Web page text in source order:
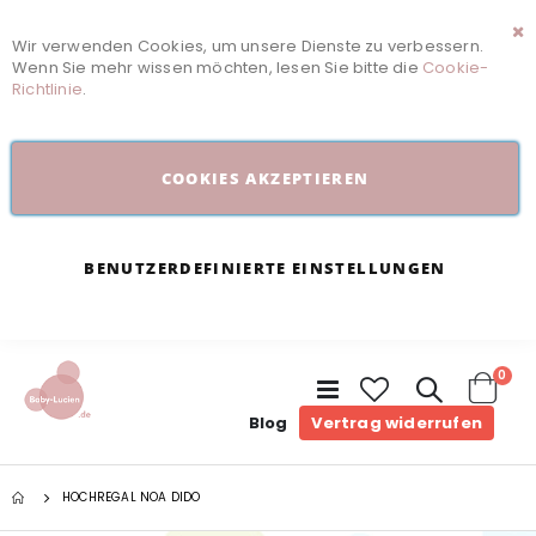
Wir verwenden Cookies, um unsere Dienste zu verbessern.
Wenn Sie mehr wissen möchten, lesen Sie bitte die Cookie-
Richtlinie.
COOKIES AKZEPTIEREN
BENUTZERDEFINIERTE EINSTELLUNGEN
Navigation
umschalten
Blog Vertrag widerrufenCart
0
HOCHREGAL NOA DIDO